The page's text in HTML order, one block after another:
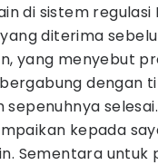
di sistem regulasi
diterima
yang menyebut
dengan
selesai.
kepada
Sementara untuk